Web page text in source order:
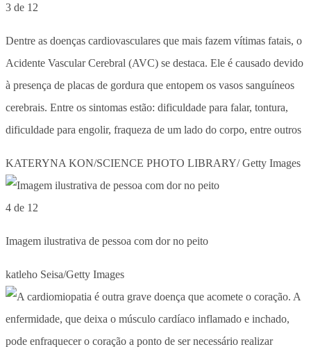
3 de 12
Dentre as doenças cardiovasculares que mais fazem vítimas fatais, o
Acidente Vascular Cerebral (AVC) se destaca. Ele é causado devido
à presença de placas de gordura que entopem os vasos sanguíneos
cerebrais. Entre os sintomas estão: dificuldade para falar, tontura,
dificuldade para engolir, fraqueza de um lado do corpo, entre outros
KATERYNA KON/SCIENCE PHOTO LIBRARY/ Getty Images
4 de 12
Imagem ilustrativa de pessoa com dor no peito
katleho Seisa/Getty Images